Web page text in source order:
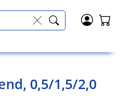
0,5/1,5/2,0